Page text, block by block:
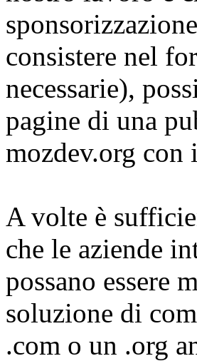
consistere nel
necessarie),
pagine di una
mozdev.org
A volte è
che le aziende
possano essere
soluzione di
.com o un .org